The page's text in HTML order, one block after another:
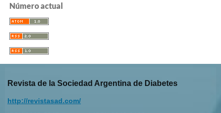
Número actual
Revista de la Sociedad Argentina de Diabetes
http://revistasad.com/